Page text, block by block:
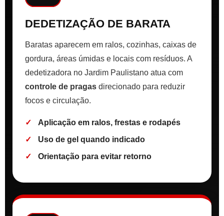
DEDETIZAÇÃO DE BARATA
Baratas aparecem em ralos, cozinhas, caixas de
gordura, áreas úmidas e locais com resíduos. A
dedetizadora no Jardim Paulistano atua com
controle de pragas direcionado para reduzir
focos e circulação.
Aplicação em ralos, frestas e rodapés
Uso de gel quando indicado
Orientação para evitar retorno